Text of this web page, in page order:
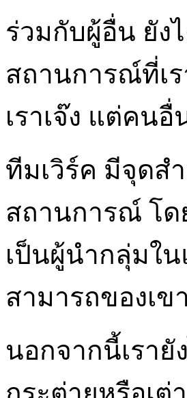
ร่วมกับผู้อื่น ยัง
สถานการณ์ที่เ
เราเจ๊ง แต่คนอื่
ทีมเวิร์ค มีจุดส
สถานการณ์ โ
เป็นผู้นำกลุ่มใ
สามารถของเขา
นอกจากนี้เรายั